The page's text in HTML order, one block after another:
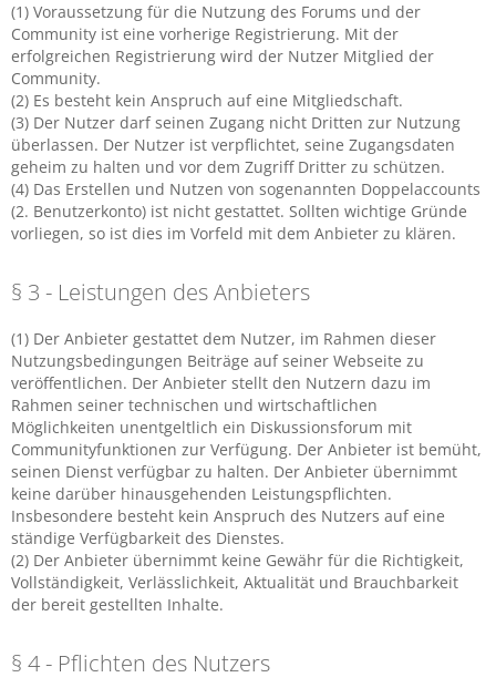
(1) Voraussetzung für die Nutzung des Forums und der
Community ist eine vorherige Registrierung. Mit der
erfolgreichen Registrierung wird der Nutzer Mitglied der
Community.
(2) Es besteht kein Anspruch auf eine Mitgliedschaft.
(3) Der Nutzer darf seinen Zugang nicht Dritten zur Nutzung
überlassen. Der Nutzer ist verpflichtet, seine Zugangsdaten
geheim zu halten und vor dem Zugriff Dritter zu schützen.
(4) Das Erstellen und Nutzen von sogenannten Doppelaccounts
(2. Benutzerkonto) ist nicht gestattet. Sollten wichtige Gründe
vorliegen, so ist dies im Vorfeld mit dem Anbieter zu klären.
§ 3 - Leistungen des Anbieters
(1) Der Anbieter gestattet dem Nutzer, im Rahmen dieser
Nutzungsbedingungen Beiträge auf seiner Webseite zu
veröffentlichen. Der Anbieter stellt den Nutzern dazu im
Rahmen seiner technischen und wirtschaftlichen
Möglichkeiten unentgeltlich ein Diskussionsforum mit
Communityfunktionen zur Verfügung. Der Anbieter ist bemüht,
seinen Dienst verfügbar zu halten. Der Anbieter übernimmt
keine darüber hinausgehenden Leistungspflichten.
Insbesondere besteht kein Anspruch des Nutzers auf eine
ständige Verfügbarkeit des Dienstes.
(2) Der Anbieter übernimmt keine Gewähr für die Richtigkeit,
Vollständigkeit, Verlässlichkeit, Aktualität und Brauchbarkeit
der bereit gestellten Inhalte.
§ 4 - Pflichten des Nutzers